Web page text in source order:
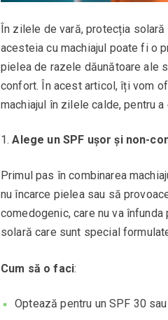
În zilele de vară, protecția
acesteia cu machiajul poate fi o
pielea de razele dăunătoare ale
confort. În acest articol, îți vom
machiajul în zilele calde, pentru
Alege un SPF ușor și non-
Primul pas în combinarea
nu încarce pielea sau să
comedogenic, care nu va
solară care sunt special
Cum să o faci:
Optează pentru un SPF 30